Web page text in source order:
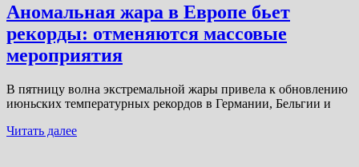
Аномальная жара в Европе бьет
рекорды: отменяются массовые
мероприятия
В пятницу волна экстремальной жары привела к обновлению
июньских температурных рекордов в Германии, Бельгии и
Читать далее